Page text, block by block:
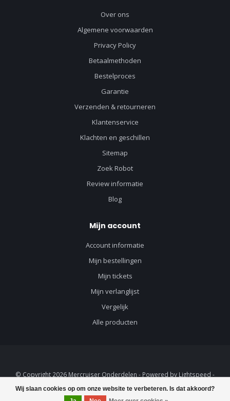
Wij slaan cookies op om onze website te verbeteren. Is dat akkoord?
Over ons
Algemene voorwaarden
Privacy Policy
Betaalmethoden
Bestelproces
Garantie
Verzenden & retourneren
Klantenservice
Klachten en geschillen
Sitemap
Zoek Robot
Review informatie
Blog
Mijn account
Account informatie
Mijn bestellingen
Mijn tickets
Mijn verlanglijst
Vergelijk
Alle producten
© Copyright 2026 Mercruiser Onderdelen - Powered by Lightspeed -
Lightspeed designbyDyvelopment